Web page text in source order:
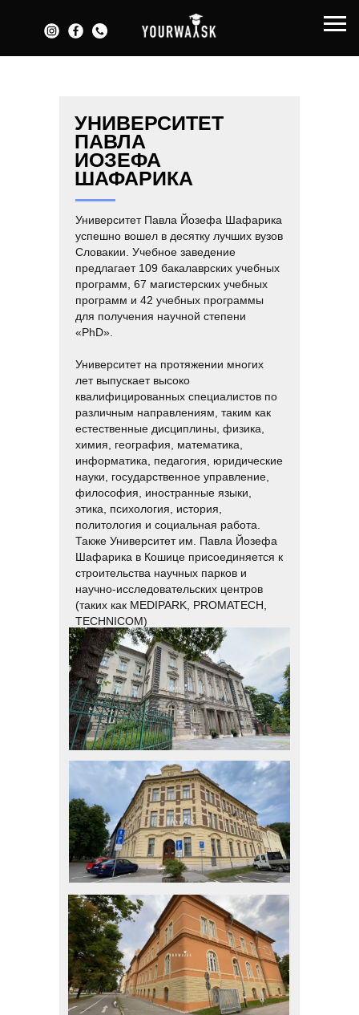
УНИВЕРСИТЕТ
ПАВЛА
ИОЗЕФА
ШАФАРИКА
Университет Павла Йозефа Шафарика
успешно вошел в десятку лучших вузов
Словакии. Учебное заведение
предлагает 109 бакалаврских учебных
программ, 67 магистерских учебных
программ и 42 учебных программы
для получения научной степени
«PhD».
Университет на протяжении многих
лет выпускает высоко
квалифицированных специалистов по
различным направлениям, таким как
естественные дисциплины, физика,
химия, география, математика,
информатика, педагогия, юридические
науки, государственное управление,
философия, иностранные языки,
этика, психология, история,
политология и социальная работа.
Также Университет им. Павла Йозефа
Шафарика в Кошице присоединяется к
строительства научных парков и
научно-исследовательских центров
(таких как MEDIPARK, PROMATECH,
TECHNICOM)